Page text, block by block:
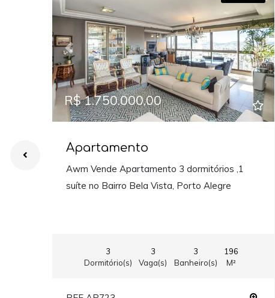
Previous Next
R$ 1.750.000,00
Apartamento
Awm Vende Apartamento 3 dormitórios ,1
suíte no Bairro Bela Vista, Porto Alegre
3
Dormitório(s)
3
Vaga(s)
3
Banheiro(s)
196
M²